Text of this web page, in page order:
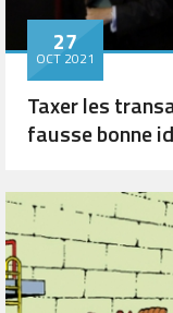
27
OCT 2021
Taxer les
fausse bonne